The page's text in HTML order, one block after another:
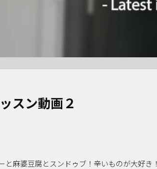
スン動画２
と麻婆豆腐とスンドゥブ！辛いものが大好き！